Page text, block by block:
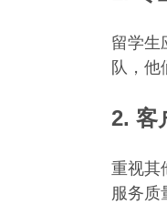
留学生
队，他
2. 客
重视其
服务质